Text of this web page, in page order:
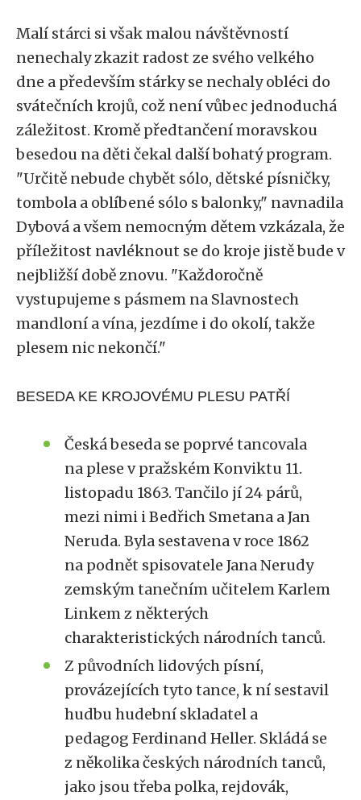
Malí stárci si však malou návštěvností
nenechaly zkazit radost ze svého velkého
dne a především stárky se nechaly obléci do
svátečních krojů, což není vůbec jednoduchá
záležitost. Kromě předtančení moravskou
besedou na děti čekal další bohatý program.
"Určitě nebude chybět sólo, dětské písničky,
tombola a oblíbené sólo s balonky," navnadila
Dybová a všem nemocným dětem vzkázala, že
příležitost navléknout se do kroje jistě bude v
nejbližší době znovu. "Každoročně
vystupujeme s pásmem na Slavnostech
mandloní a vína, jezdíme i do okolí, takže
plesem nic nekončí."
BESEDA KE KROJOVÉMU PLESU PATŘÍ
Česká beseda se poprvé tancovala
na plese v pražském Konviktu 11.
listopadu 1863. Tančilo jí 24 párů,
mezi nimi i Bedřich Smetana a Jan
Neruda. Byla sestavena v roce 1862
na podnět spisovatele Jana Nerudy
zemským tanečním učitelem Karlem
Linkem z některých
charakteristických národních tanců.
Z původních lidových písní,
provázejících tyto tance, k ní sestavil
hudbu hudební skladatel a
pedagog Ferdinand Heller. Skládá se
z několika českých národních tanců,
jako jsou třeba polka, rejdovák,